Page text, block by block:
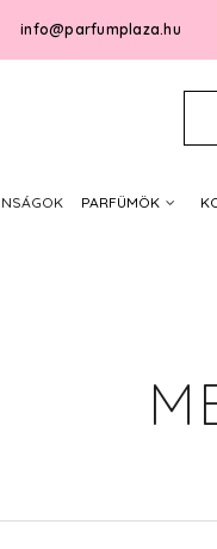
info@parfumplaza.hu
PARFÜMÖK